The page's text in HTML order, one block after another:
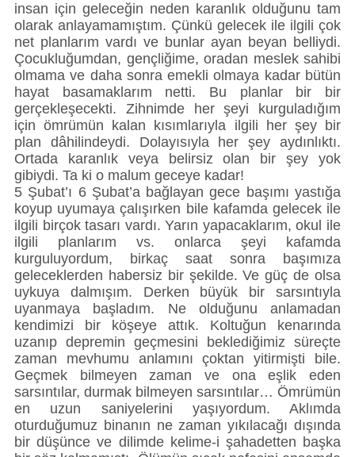
insan için geleceğin neden karanlık olduğunu tam
olarak anlayamamıştım. Çünkü gelecek ile ilgili çok
net planlarım vardı ve bunlar ayan beyan belliydi.
Çocukluğumdan, gençliğime, oradan meslek sahibi
olmama ve daha sonra emekli olmaya kadar bütün
hayat basamaklarım netti. Bu planlar bir bir
gerçekleşecekti. Zihnimde her şeyi kurguladığım
için ömrümün kalan kısımlarıyla ilgili her şey bir
plan dâhilindeydi. Dolayısıyla her şey aydınlıktı.
Ortada karanlık veya belirsiz olan bir şey yok
gibiydi. Ta ki o malum geceye kadar!
5 Şubat’ı 6 Şubat’a bağlayan gece başımı yastığa
koyup uyumaya çalışırken bile kafamda gelecek ile
ilgili birçok tasarı vardı. Yarın yapacaklarım, okul ile
ilgili planlarım vs. onlarca şeyi kafamda
kurguluyordum, birkaç saat sonra başımıza
geleceklerden habersiz bir şekilde. Ve güç de olsa
uykuya dalmışım. Derken büyük bir sarsıntıyla
uyanmaya başladım. Ne olduğunu anlamadan
kendimizi bir köşeye attık. Koltuğun kenarında
uzanıp depremin geçmesini beklediğimiz süreçte
zaman mevhumu anlamını çoktan yitirmişti bile.
Geçmek bilmeyen zaman ve ona eşlik eden
sarsıntılar, durmak bilmeyen sarsıntılar… Ömrümün
en uzun saniyelerini yaşıyordum. Aklımda
oturduğumuz binanın ne zaman yıkılacağı dışında
bir düşünce ve dilimde kelime-i şahadetten başka